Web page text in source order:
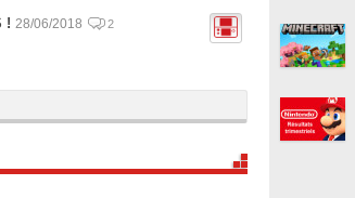
! 28/06/2018 2